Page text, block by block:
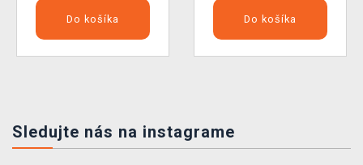
Do košíka Do košíka
Sledujte nás na instagrame